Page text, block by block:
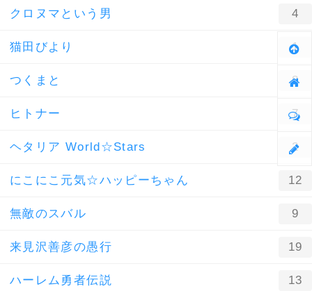
クロヌマという男 4
猫田びより 1
つくまと 8
ヒトナー 7
ヘタリア World☆Stars 2
にこにこ元気☆ハッピーちゃん 12
無敵のスバル 9
来見沢善彦の愚行 19
ハーレム勇者伝説 13